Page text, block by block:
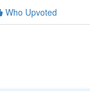
Who Upvoted